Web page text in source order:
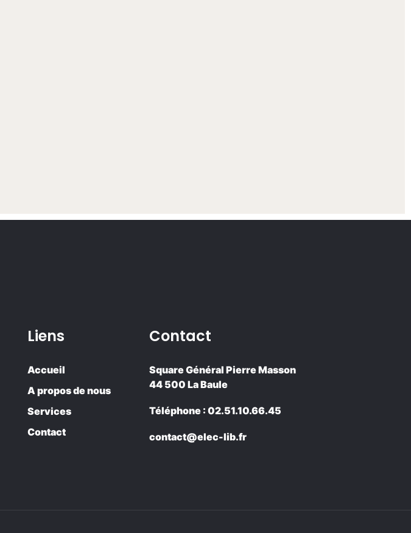
Liens
Accueil
A propos de nous
Services
Contact
Contact
Square Général Pierre Masson
44 500 La Baule
Téléphone : 02.51.10.66.45
contact@elec-lib.fr